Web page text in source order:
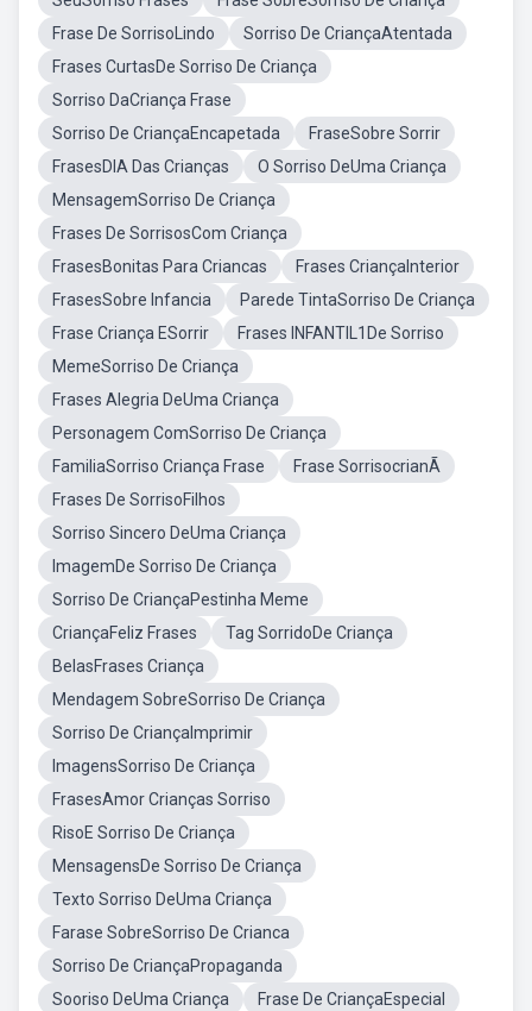
Frase De SorrisoLindo
Sorriso De CriançaAtentada
Frases CurtasDe Sorriso De Criança
Sorriso DaCriança Frase
Sorriso De CriançaEncapetada
FraseSobre Sorrir
FrasesDIA Das Crianças
O Sorriso DeUma Criança
MensagemSorriso De Criança
Frases De SorrisosCom Criança
FrasesBonitas Para Criancas
Frases CriançaInterior
FrasesSobre Infancia
Parede TintaSorriso De Criança
Frase Criança ESorrir
Frases INFANTIL1De Sorriso
MemeSorriso De Criança
Frases Alegria DeUma Criança
Personagem ComSorriso De Criança
FamiliaSorriso Criança Frase
Frase SorrisocrianÃ
Frases De SorrisoFilhos
Sorriso Sincero DeUma Criança
ImagemDe Sorriso De Criança
Sorriso De CriançaPestinha Meme
CriançaFeliz Frases
Tag SorridoDe Criança
BelasFrases Criança
Mendagem SobreSorriso De Criança
Sorriso De CriançaImprimir
ImagensSorriso De Criança
FrasesAmor Crianças Sorriso
RisoE Sorriso De Criança
MensagensDe Sorriso De Criança
Texto Sorriso DeUma Criança
Farase SobreSorriso De Crianca
Sorriso De CriançaPropaganda
Sooriso DeUma Criança
Frase De CriançaEspecial